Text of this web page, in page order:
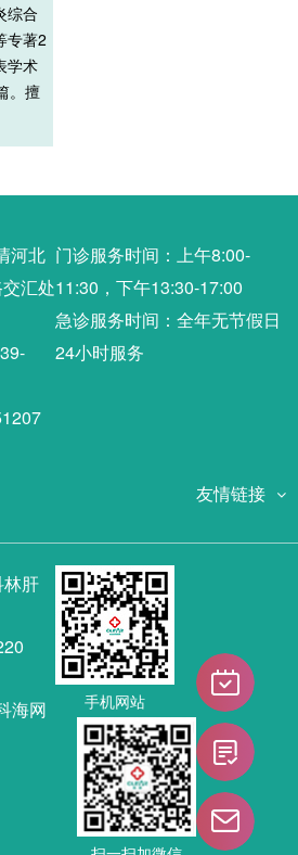
综合
专著2
学术
。擅
河北
汇处
门诊服务时间：上午8:00-
11:30，下午13:30-17:00
急诊服务时间：全年无节假日
24小时服务
友情链接
肝
海网
手机网站